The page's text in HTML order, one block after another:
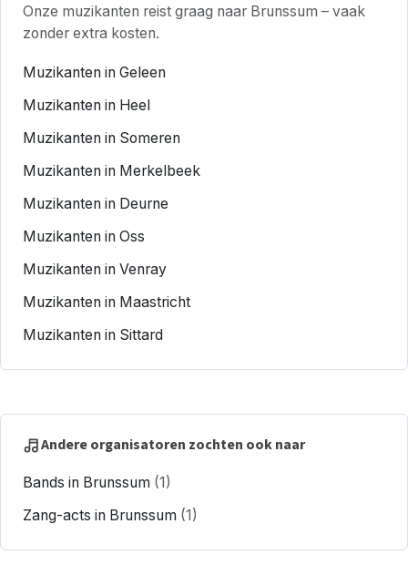
Onze muzikanten reist graag naar Brunssum – vaak
zonder extra kosten.
Muzikanten in Geleen
Muzikanten in Heel
Muzikanten in Someren
Muzikanten in Merkelbeek
Muzikanten in Deurne
Muzikanten in Oss
Muzikanten in Venray
Muzikanten in Maastricht
Muzikanten in Sittard
Andere organisatoren zochten ook naar
Bands in Brunssum (1)
Zang-acts in Brunssum (1)